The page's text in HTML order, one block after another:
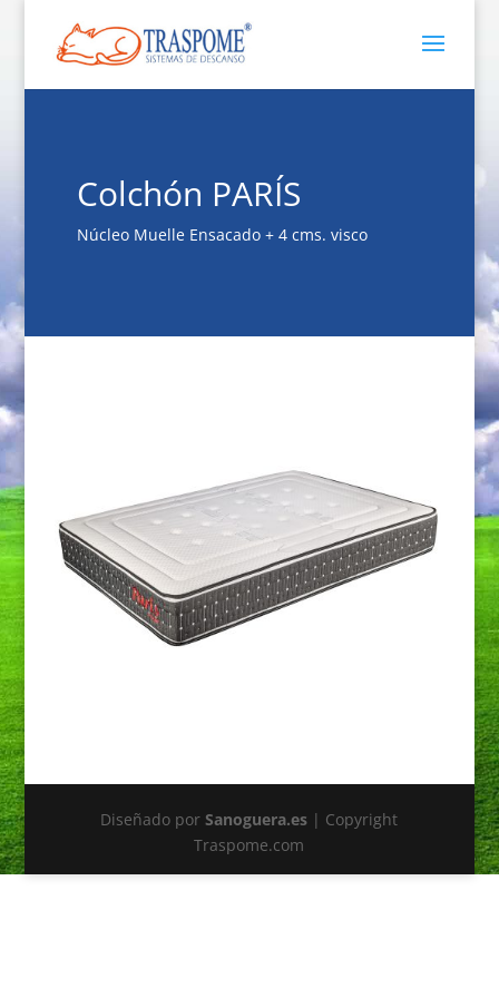
Colchón PARÍS
Núcleo Muelle Ensacado + 4 cms. visco
Diseñado porSanoguera.es | Copyright
Traspome.com